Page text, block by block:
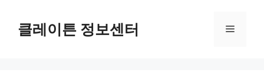
클레이튼 정보센터 메